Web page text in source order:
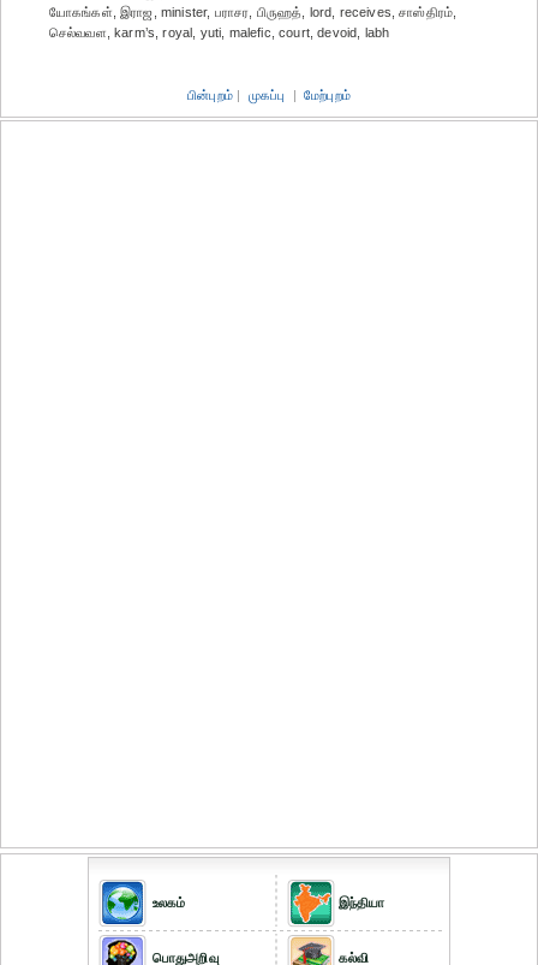
யோகங்கள், இராஜ, minister, பராசர, பிருஹத், lord, receives, சாஸ்திரம்,
செல்வவள, karm’s, royal, yuti, malefic, court, devoid, labh
பின்புறம் | முகப்பு | மேற்புறம்
உலகம்
பொதுஅறிவு
இந்தியா
கல்வி